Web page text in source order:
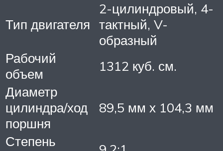
Тип двигателя
2-цилиндровый, 4-
тактный, V-
образный
Рабочий
объем
1312 куб. см.
Диаметр
цилиндра/ход
поршня
89,5 мм х 104,3 мм
Степень